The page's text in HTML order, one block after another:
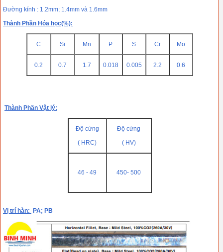
Đường kính : 1.2mm; 1.4mm và 1.6mm
Thành Phần Hóa học(%):
C Si Mn P S Cr Mo
0.2 0.7 1.7 0.018 0.005 2.2 0.6
Thành Phần Vật lý:
Độ cứng
( HRC)
Độ cứng
( HV)
46 - 49 450- 500
Vị trí hàn: PA; PB